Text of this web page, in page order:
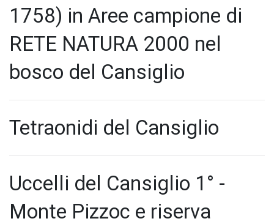
1758) in Aree campione di
RETE NATURA 2000 nel
bosco del Cansiglio
Tetraonidi del Cansiglio
Uccelli del Cansiglio 1° -
Monte Pizzoc e riserva